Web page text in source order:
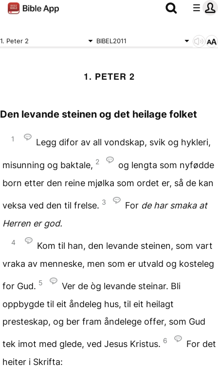
1. Peter 2 BIBEL2011
1. PETER 2
Den levande steinen og det heilage folket
1 Legg difor av all vondskap, svik og hykleri,
misunning og baktale, 2
og lengta som nyfødde
born etter den reine mjølka som ordet er, så de kan
veksa ved den til frelse. 3 For de har smaka at
Herren er god.
4
Kom til han, den levande steinen, som vart
vraka av menneske, men som er utvald og kosteleg
for Gud. 5
Ver de òg levande steinar. Bli
oppbygde til eit åndeleg hus, til eit heilagt
presteskap, og ber fram åndelege offer, som Gud
tek imot med glede, ved Jesus Kristus. 6
For det
heiter i Skrifta: